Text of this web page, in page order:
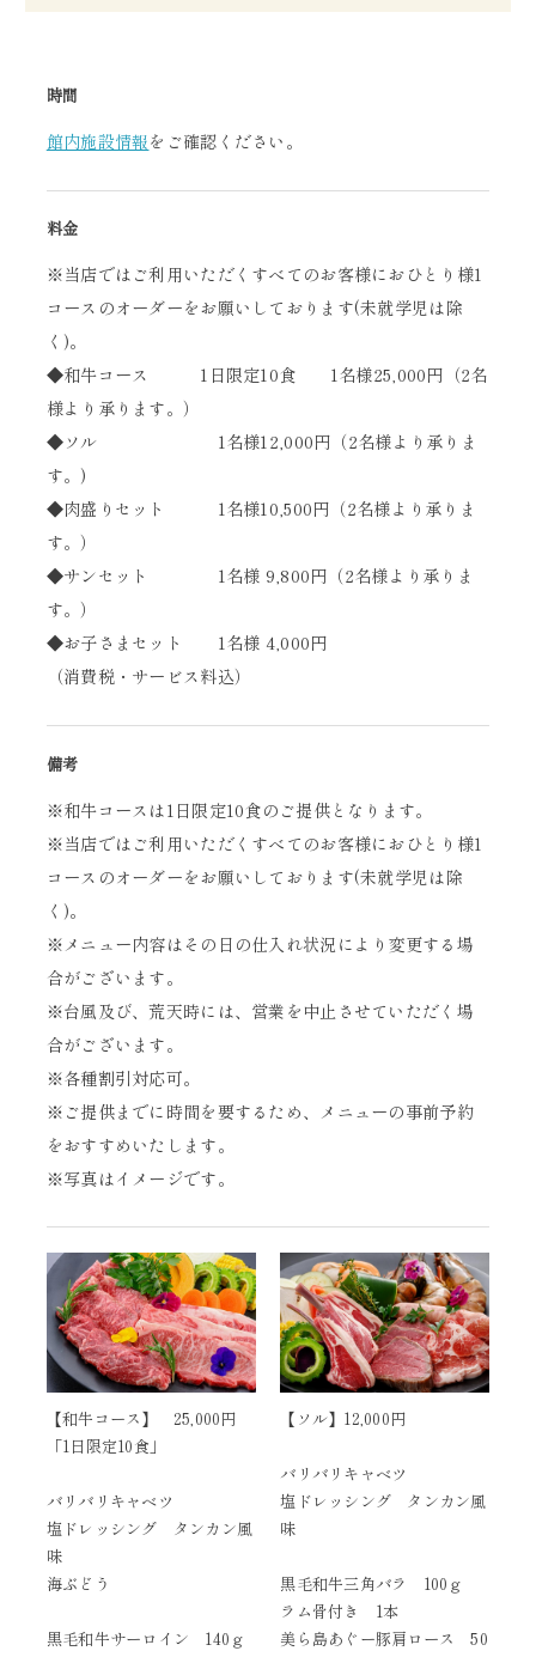
時間
館内施設情報をご確認ください。
料金
※当店ではご利用いただくすべてのお客様におひとり様1
コースのオーダーをお願いしております(未就学児は除
く)。
◆和牛コース 1日限定10食 1名様25,000円（2名
様より承ります。）
◆ソル 1名様12,000円（2名様より承りま
す。)
◆肉盛りセット 1名様10,500円（2名様より承りま
す。）
◆サンセット 1名様 9,800円（2名様より承りま
す。）
◆お子さまセット 1名様 4,000円
（消費税・サービス料込）
備考
※和牛コースは1日限定10食のご提供となります。
※当店ではご利用いただくすべてのお客様におひとり様1
コースのオーダーをお願いしております(未就学児は除
く)。
※メニュー内容はその日の仕入れ状況により変更する場
合がございます。
※台風及び、荒天時には、営業を中止させていただく場
合がございます。
※各種割引対応可。
※ご提供までに時間を要するため、メニューの事前予約
をおすすめいたします。
※写真はイメージです。
【和牛コース】 25,000円
「1日限定10食」
バリバリキャベツ
塩ドレッシング タンカン風
味
海ぶどう
黒毛和牛サーロイン 140ｇ
【ソル】12,000円
バリバリキャベツ
塩ドレッシング タンカン風
味
黒毛和牛三角バラ 100ｇ
ラム骨付き 1本
美ら島あぐー豚肩ロース 50